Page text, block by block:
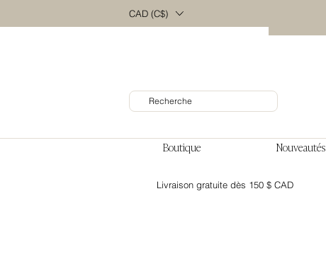
CAD (C$)
Boutique Nouveautés
Livraison gratuite dès 150 $ CAD